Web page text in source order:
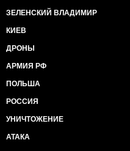
ЗЕЛЕНСКИЙ ВЛАДИМИР
КИЕВ
ДРОНЫ
АРМИЯ РФ
ПОЛЬША
РОССИЯ
УНИЧТОЖЕНИЕ
АТАКА